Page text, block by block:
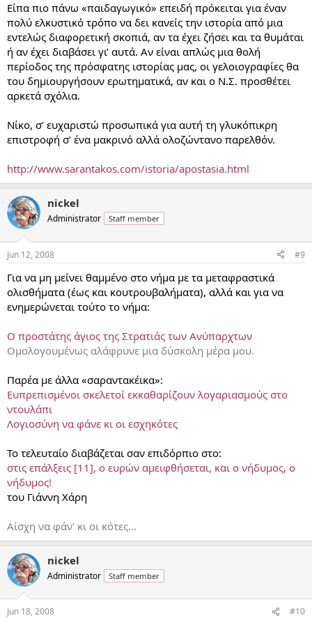
Είπα πιο πάνω «παιδαγωγικό» επειδή πρόκειται για έναν
πολύ ελκυστικό τρόπο να δει κανείς την ιστορία από μια
εντελώς διαφορετική σκοπιά, αν τα έχει ζήσει και τα θυμάται
ή αν έχει διαβάσει γι’ αυτά. Αν είναι απλώς μια θολή
περίοδος της πρόσφατης ιστορίας μας, οι γελοιογραφίες θα
του δημιουργήσουν ερωτηματικά, αν και ο Ν.Σ. προσθέτει
αρκετά σχόλια.
Νίκο, σ’ ευχαριστώ προσωπικά για αυτή τη γλυκόπικρη
επιστροφή σ’ ένα μακρινό αλλά ολοζώντανο παρελθόν.
http://www.sarantakos.com/istoria/apostasia.html
nickel
Administrator Staff member
Jun 12, 2008 #9
Για να μη μείνει θαμμένο στο νήμα με τα μεταφραστικά
ολισθήματα (έως και κουτρουβαλήματα), αλλά και για να
ενημερώνεται τούτο το νήμα:
Ο προστάτης άγιος της Στρατιάς των Ανύπαρχτων
Ομολογουμένως αλάφρυνε μια δύσκολη μέρα μου.
Παρέα με άλλα «σαραντακέικα»:
Ευπρεπισμένοι σκελετοί εκκαθαρίζουν λογαριασμούς στο
ντουλάπι
Λογιοσύνη να φάνε κι οι εσχηκότες
Το τελευταίο διαβάζεται σαν επιδόρπιο στο:
στις επάλξεις [11], ο ευρών αμειφθήσεται, και ο νήδυμος, ο
νήδυμος!
του Γιάννη Χάρη
Αίσχη να φάν' κι οι κότες...
nickel
Administrator Staff member
Jun 18, 2008 #10